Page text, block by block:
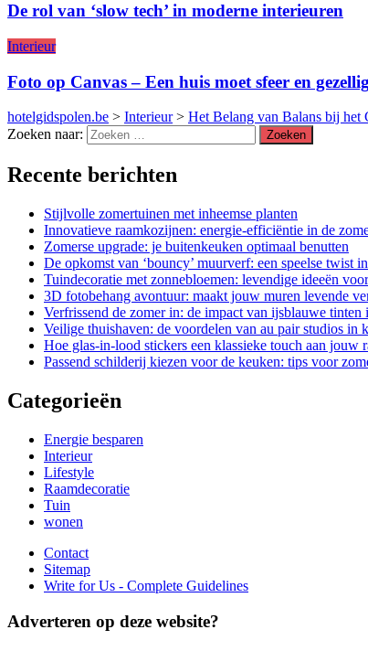
De rol van ‘slow tech’ in moderne interieuren
Interieur
Foto op Canvas – Een huis moet sfeer en
hotelgidspolen.be > Interieur> Het Belang van Balans bij het
Zoeken naar:
Recente berichten
Stijlvolle zomertuinen met inheemse planten
Innovatieve raamkozijnen: energie-efficiëntie in de
Zomerse upgrade: je buitenkeuken optimaal benutten
De opkomst van ‘bouncy’ muurverf: een speelse twist
Tuindecoratie met zonnebloemen: levendige ideeën
3D fotobehang avontuur: maakt jouw muren levende
Verfrissend de zomer in: de impact van ijsblauwe tinten
Veilige thuishaven: de voordelen van au pair studios in
Hoe glas-in-lood stickers een klassieke touch aan jouw
Passend schilderij kiezen voor de keuken: tips voor
Categorieën
Energie besparen
Interieur
Lifestyle
Raamdecoratie
Tuin
wonen
Contact
Sitemap
Write for Us - Complete Guidelines
Adverteren op deze website?